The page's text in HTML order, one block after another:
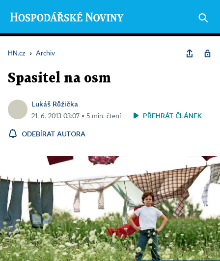
HN.cz › Archiv
Spasitel na osm
Lukáš Růžička
21. 6. 2013 03:07 ▪ 5 min. čtení PŘEHRÁT ČLÁNEK
ODEBÍRAT AUTORA